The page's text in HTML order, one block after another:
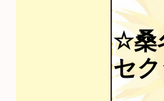
☆桑
セ